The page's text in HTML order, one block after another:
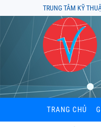
TRUNG TÂM KỸ
TRANG CHỦ